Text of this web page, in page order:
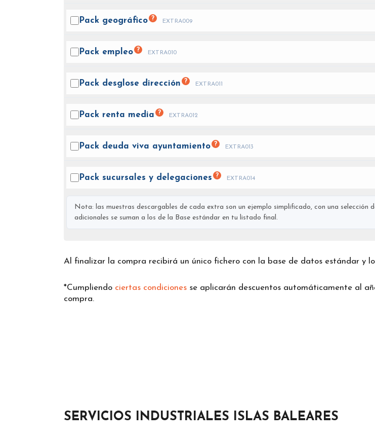
Pack geográfico ? EXTRA009
Pack empleo ? EXTRA010
Pack desglose dirección ? EXTRA011
Pack renta media ? EXTRA012
Pack deuda viva ayuntamiento ? EXTRA013
Pack sucursales y delegaciones ? EXTRA014
Nota: las muestras descargables de cada extra son un ejemplo simplificado, con una selección
adicionales se suman a los de la Base estándar en tu listado final.
Al finalizar la compra recibirá un único fichero con la base de datos estándar y
*Cumpliendo ciertas condiciones se aplicarán descuentos automáticamente al
compra.
SERVICIOS INDUSTRIALES ISLAS BALEARES